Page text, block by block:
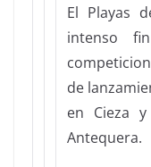
El Playas
intenso
de
en Cieza
Antequera.